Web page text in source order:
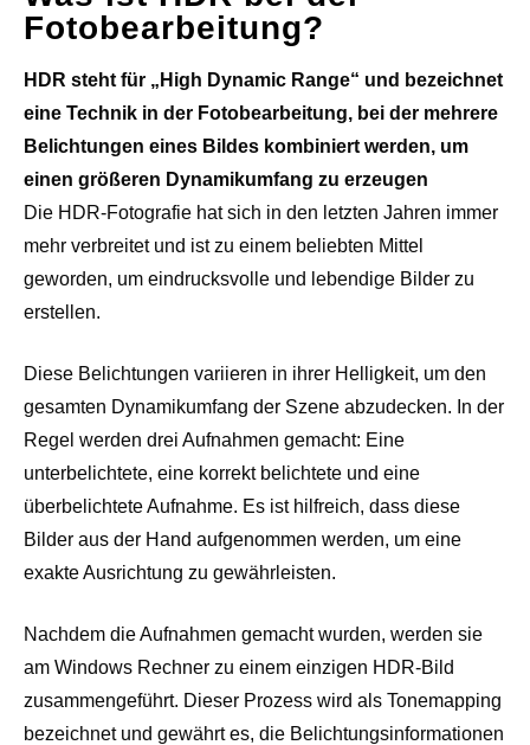
Fotobearbeitung?
HDR steht für „High Dynamic Range“ und bezeichnet
eine Technik in der Fotobearbeitung, bei der mehrere
Belichtungen eines Bildes kombiniert werden, um
einen größeren Dynamikumfang zu erzeugen
Die HDR-Fotografie hat sich in den letzten Jahren immer
mehr verbreitet und ist zu einem beliebten Mittel
geworden, um eindrucksvolle und lebendige Bilder zu
erstellen.
Diese Belichtungen variieren in ihrer Helligkeit, um den
gesamten Dynamikumfang der Szene abzudecken. In der
Regel werden drei Aufnahmen gemacht: Eine
unterbelichtete, eine korrekt belichtete und eine
überbelichtete Aufnahme. Es ist hilfreich, dass diese
Bilder aus der Hand aufgenommen werden, um eine
exakte Ausrichtung zu gewährleisten.
Nachdem die Aufnahmen gemacht wurden, werden sie
am Windows Rechner zu einem einzigen HDR-Bild
zusammengeführt. Dieser Prozess wird als Tonemapping
bezeichnet und gewährt es, die Belichtungsinformationen